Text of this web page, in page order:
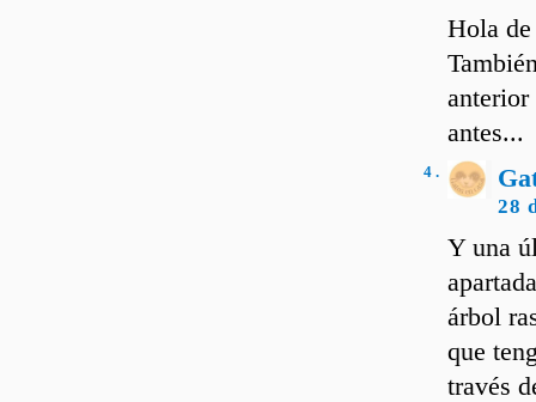
Hola
anterior
antes...
4 .
28
Y una
árbol
que
través